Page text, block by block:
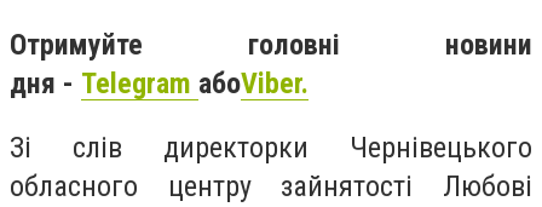
Отримуйте головні новини
дня - Telegram абоViber.
Зі слів директорки Чернівецького
обласного центру зайнятості Любові